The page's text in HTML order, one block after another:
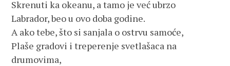
Skrenuti ka okeanu, a tamo je već ubrzo
Labrador, beo u ovo doba godine.
A ako tebe, što si sanjala o ostrvu samoće,
Plaše gradovi i treperenje svetlašaca na
drumovima,